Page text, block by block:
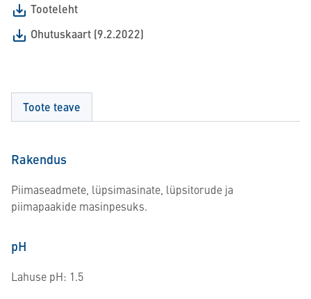
Tooteleht
Ohutuskaart (9.2.2022)
Toote teave
Rakendus
Piimaseadmete, lüpsimasinate, lüpsitorude ja
piimapaakide masinpesuks.
pH
Lahuse pH: 1.5